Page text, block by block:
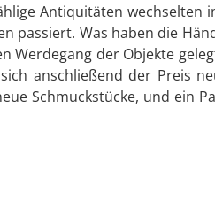
Antiquitäten
passiert. Was haben die
der Objekte
anschließend der Preis
Schmuckstücke, und ein